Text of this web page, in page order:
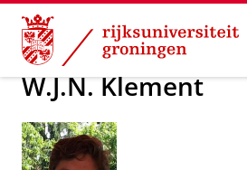
Skip
Content
Skip
Navigation
Over ons W.J.N. Klement
W.J.N. Klement